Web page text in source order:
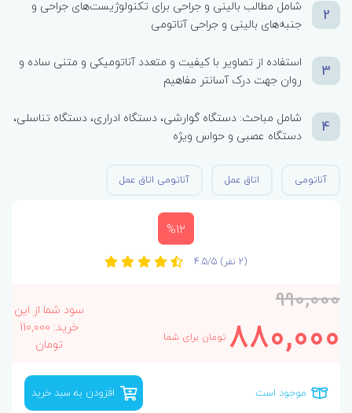
2
شامل مطالب بالینی و جراحی برای تکنولوژیست‌های جراحی و
جنبه‌های بالینی و جراحی آناتومی
3
استفاده از تصاویر با کیفیت و متعدد آناتومیکی و متنی ساده و
روان جهت درک آسانتر مفاهیم
4
شامل مباحث: دستگاه گوارشی، دستگاه ادراری، دستگاه تناسلی،
دستگاه عصبی و حواس ویژه
آناتومی اتاق عمل آناتومی اتاق عمل
%12
4.5/5 (2 نفر)
990,000
880,000تومان برای شما
سود شما از این
خرید: 110,000
تومان
موجود است افزودن به سبد خرید